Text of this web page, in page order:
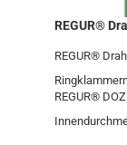
REGUR®
REGUR®
REGUR®